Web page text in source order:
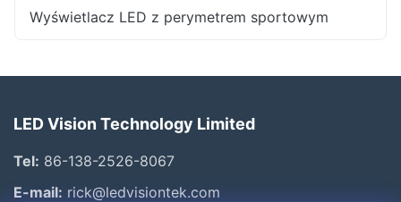
Wyświetlacz LED z perymetrem sportowym
LED Vision Technology Limited
Tel: 86-138-2526-8067
E-mail: rick@ledvisiontek.com